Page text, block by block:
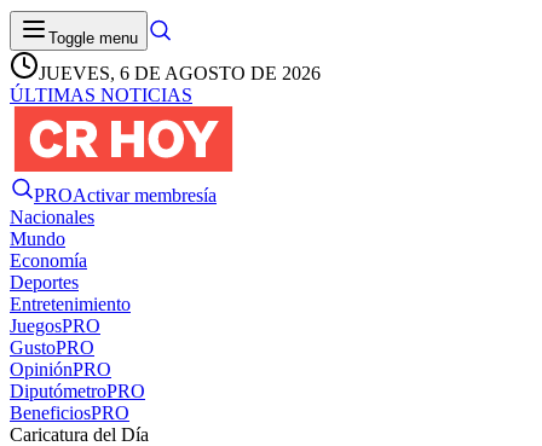
Toggle menu
JUEVES, 6 DE AGOSTO DE 2026
ÚLTIMAS NOTICIAS
PROActivar membresía
Nacionales
Mundo
Economía
Deportes
Entretenimiento
JuegosPRO
GustoPRO
OpiniónPRO
DiputómetroPRO
BeneficiosPRO
Caricatura del Día